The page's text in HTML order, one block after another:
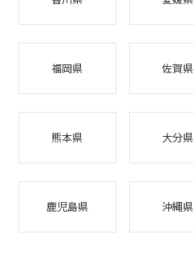
福岡県 佐賀県
熊本県 大分県
鹿児島県 沖縄県